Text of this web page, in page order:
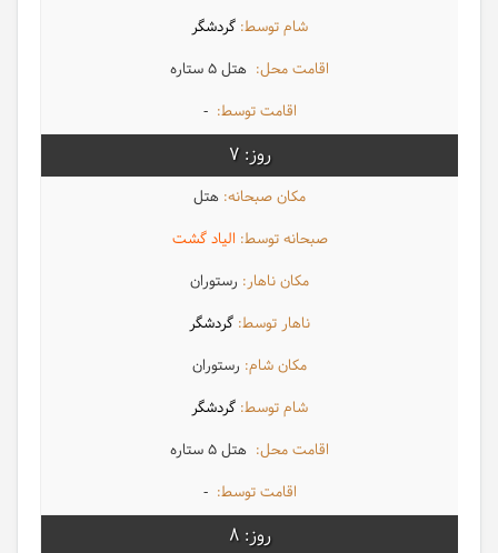
گردشگر
هتل 5 ستاره
-
7
هتل
الیاد گشت
رستوران
گردشگر
رستوران
گردشگر
هتل 5 ستاره
-
8